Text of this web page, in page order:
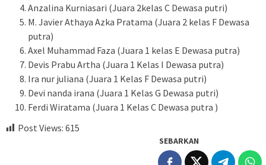
Anzalina Kurniasari (Juara 2kelas C Dewasa putri)
M. Javier Athaya Azka Pratama (Juara 2 kelas F Dewasa
putra)
Axel Muhammad Faza (Juara 1 kelas E Dewasa putra)
Devis Prabu Artha (Juara 1 Kelas I Dewasa putra)
Ira nur juliana (Juara 1 Kelas F Dewasa putri)
Devi nanda irana (Juara 1 Kelas G Dewasa putri)
⁠Ferdi Wiratama (Juara 1 Kelas C Dewasa putra )
Post Views: 615
SEBARKAN